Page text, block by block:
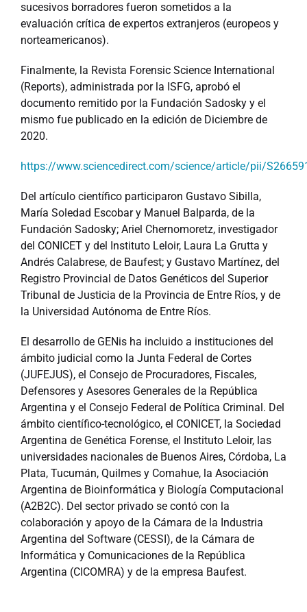
sucesivos borradores fueron sometidos a la
evaluación crítica de expertos extranjeros (europeos y
norteamericanos).
Finalmente, la Revista Forensic Science International
(Reports), administrada por la ISFG, aprobó el
documento remitido por la Fundación Sadosky y el
mismo fue publicado en la edición de Diciembre de
2020.
https://www.sciencedirect.com/science/article/pii/
Del artículo científico participaron Gustavo Sibilla,
María Soledad Escobar y Manuel Balparda, de la
Fundación Sadosky; Ariel Chernomoretz, investigador
del CONICET y del Instituto Leloir, Laura La Grutta y
Andrés Calabrese, de Baufest; y Gustavo Martínez, del
Registro Provincial de Datos Genéticos del Superior
Tribunal de Justicia de la Provincia de Entre Ríos, y de
la Universidad Autónoma de Entre Ríos.
El desarrollo de GENis ha incluido a instituciones del
ámbito judicial como la Junta Federal de Cortes
(JUFEJUS), el Consejo de Procuradores, Fiscales,
Defensores y Asesores Generales de la República
Argentina y el Consejo Federal de Política Criminal. Del
ámbito científico-tecnológico, el CONICET, la Sociedad
Argentina de Genética Forense, el Instituto Leloir, las
universidades nacionales de Buenos Aires, Córdoba, La
Plata, Tucumán, Quilmes y Comahue, la Asociación
Argentina de Bioinformática y Biología Computacional
(A2B2C). Del sector privado se contó con la
colaboración y apoyo de la Cámara de la Industria
Argentina del Software (CESSI), de la Cámara de
Informática y Comunicaciones de la República
Argentina (CICOMRA) y de la empresa Baufest.